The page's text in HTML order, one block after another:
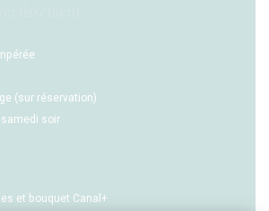
(sur réservation)
soir
et bouquet Canal+